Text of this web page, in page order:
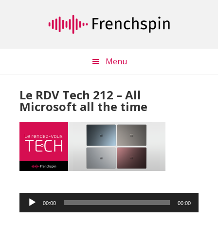
Menu
Le RDV Tech 212 – All
Microsoft all the time
Lecteur
audio
00:00 00:00